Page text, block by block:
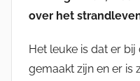
over het
Het leuke is dat er
gemaakt zijn en er is